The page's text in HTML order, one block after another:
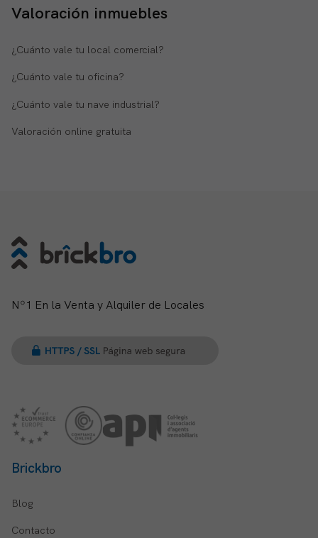
Valoración inmuebles
¿Cuánto vale tu local comercial?
¿Cuánto vale tu oficina?
¿Cuánto vale tu nave industrial?
Valoración online gratuita
Nº1 En la Venta y Alquiler de Locales
Brickbro
Blog
Contacto